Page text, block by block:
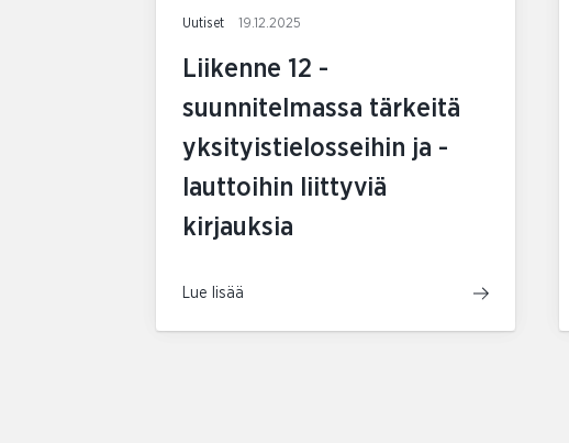
Uutiset 19.12.2025
Liikenne 12 -
suunnitelmassa tärkeitä
yksityistielosseihin ja -
lauttoihin liittyviä
kirjauksia
Lue lisää